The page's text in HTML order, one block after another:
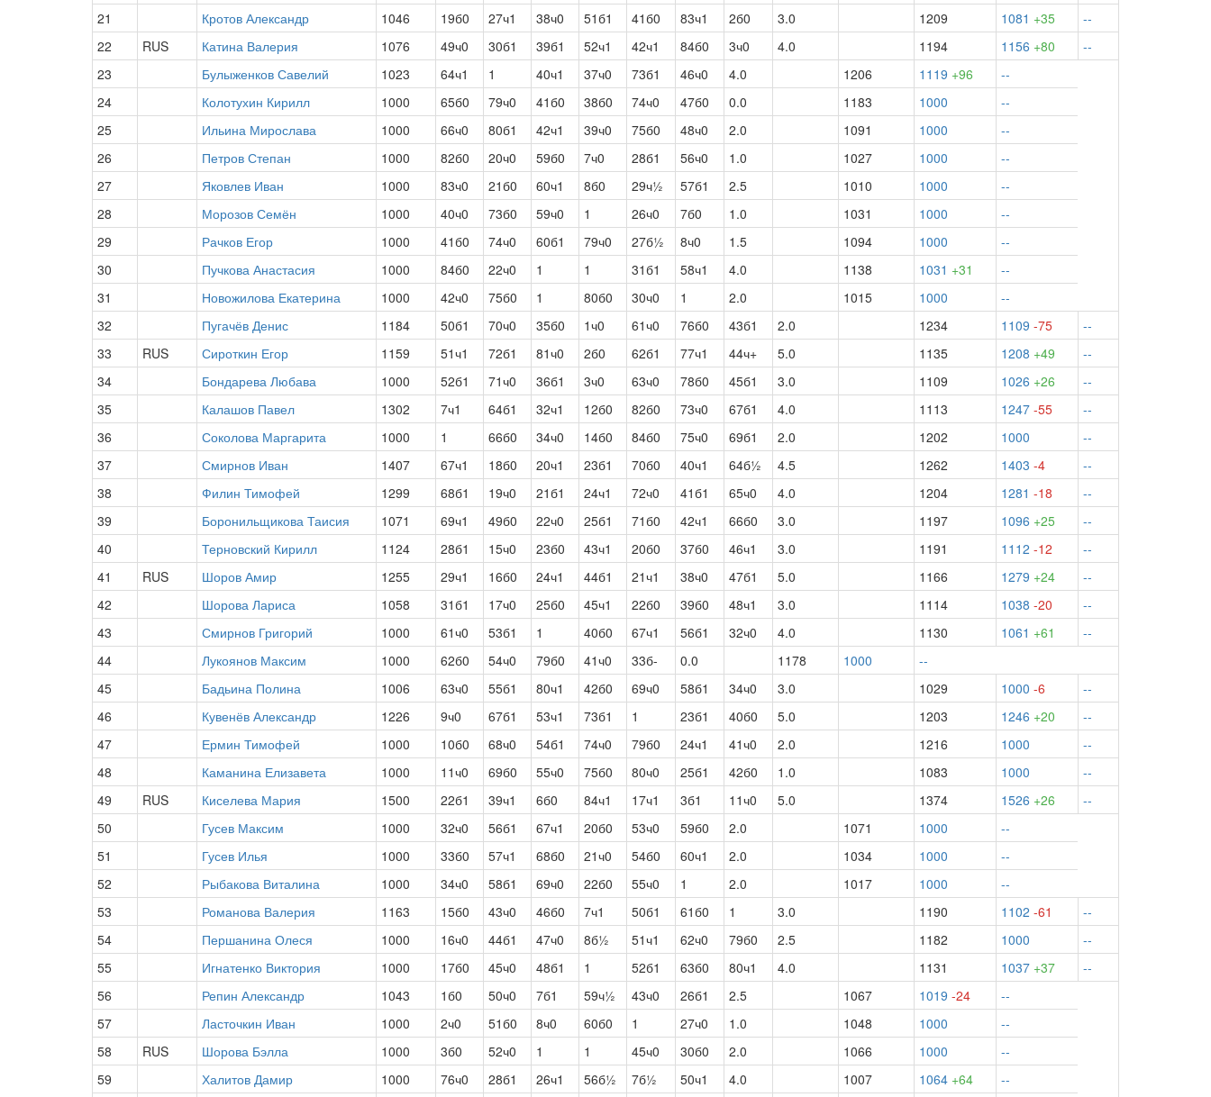
21
Кротов Александр 1046 19б0 27ч1 38ч0 51б1 41б0 83ч1 2б0 3.0 1209 1081 +35
--
22
RUS Катина Валерия 1076 49ч0 30б1 39б1 52ч1 42ч1 84б0 3ч0 4.0 1194 1156 +80
--
23
Булыженков Савелий 1023 64ч1 1 40ч1 37ч0 73б1 46ч0 4.0 1206 1119 +96
--
24
Колотухин Кирилл 1000 65б0 79ч0 41б0 38б0 74ч0 47б0 0.0 1183 1000
--
25
Ильина Мирослава 1000 66ч0 80б1 42ч1 39ч0 75б0 48ч0 2.0 1091 1000
--
26
Петров Степан 1000 82б0 20ч0 59б0 7ч0 28б1 56ч0 1.0 1027 1000
--
27
Яковлев Иван 1000 83ч0 21б0 60ч1 8б0 29ч½ 57б1 2.5 1010 1000
--
28
Морозов Семён 1000 40ч0 73б0 59ч0 1 26ч0 7б0 1.0 1031 1000
--
29
Рачков Егор 1000 41б0 74ч0 60б1 79ч0 27б½ 8ч0 1.5 1094 1000
--
30
Пучкова Анастасия 1000 84б0 22ч0 1 1 31б1 58ч1 4.0 1138 1031 +31
--
31
Новожилова Екатерина 1000 42ч0 75б0 1 80б0 30ч0 1 2.0 1015 1000
--
32
Пугачёв Денис 1184 50б1 70ч0 35б0 1ч0 61ч0 76б0 43б1 2.0 1234 1109 -75
--
33
RUS Сироткин Егор 1159 51ч1 72б1 81ч0 2б0 62б1 77ч1 44ч+ 5.0 1135 1208 +49
--
34
Бондарева Любава 1000 52б1 71ч0 36б1 3ч0 63ч0 78б0 45б1 3.0 1109 1026 +26
--
35
Калашов Павел 1302 7ч1 64б1 32ч1 12б0 82б0 73ч0 67б1 4.0 1113 1247 -55
--
36
Соколова Маргарита 1000 1 66б0 34ч0 14б0 84б0 75ч0 69б1 2.0 1202 1000
--
37
Смирнов Иван 1407 67ч1 18б0 20ч1 23б1 70б0 40ч1 64б½ 4.5 1262 1403 -4
--
38
Филин Тимофей 1299 68б1 19ч0 21б1 24ч1 72ч0 41б1 65ч0 4.0 1204 1281 -18
--
39
Боронильщикова Таисия 1071 69ч1 49б0 22ч0 25б1 71б0 42ч1 66б0 3.0 1197 1096 +25
--
40
Терновский Кирилл 1124 28б1 15ч0 23б0 43ч1 20б0 37б0 46ч1 3.0 1191 1112 -12
--
41
RUS Шоров Амир 1255 29ч1 16б0 24ч1 44б1 21ч1 38ч0 47б1 5.0 1166 1279 +24
--
42
Шорова Лариса 1058 31б1 17ч0 25б0 45ч1 22б0 39б0 48ч1 3.0 1114 1038 -20
--
43
Смирнов Григорий 1000 61ч0 53б1 1 40б0 67ч1 56б1 32ч0 4.0 1130 1061 +61
--
44
Лукоянов Максим 1000 62б0 54ч0 79б0 41ч0 33б- 0.0 1178 1000
--
45
Бадьина Полина 1006 63ч0 55б1 80ч1 42б0 69ч0 58б1 34ч0 3.0 1029 1000 -6
--
46
Кувенёв Александр 1226 9ч0 67б1 53ч1 73б1 1 23б1 40б0 5.0 1203 1246 +20
--
47
Ермин Тимофей 1000 10б0 68ч0 54б1 74ч0 79б0 24ч1 41ч0 2.0 1216 1000
--
48
Каманина Елизавета 1000 11ч0 69б0 55ч0 75б0 80ч0 25б1 42б0 1.0 1083 1000
--
49
RUS Киселева Мария 1500 22б1 39ч1 6б0 84ч1 17ч1 3б1 11ч0 5.0 1374 1526 +26
--
50
Гусев Максим 1000 32ч0 56б1 67ч1 20б0 53ч0 59б0 2.0 1071 1000
--
51
Гусев Илья 1000 33б0 57ч1 68б0 21ч0 54б0 60ч1 2.0 1034 1000
--
52
Рыбакова Виталина 1000 34ч0 58б1 69ч0 22б0 55ч0 1 2.0 1017 1000
--
53
Романова Валерия 1163 15б0 43ч0 46б0 7ч1 50б1 61б0 1 3.0 1190 1102 -61
--
54
Першанина Олеся 1000 16ч0 44б1 47ч0 8б½ 51ч1 62ч0 79б0 2.5 1182 1000
--
55
Игнатенко Виктория 1000 17б0 45ч0 48б1 1 52б1 63б0 80ч1 4.0 1131 1037 +37
--
56
Репин Александр 1043 1б0 50ч0 7б1 59ч½ 43ч0 26б1 2.5 1067 1019 -24
--
57
Ласточкин Иван 1000 2ч0 51б0 8ч0 60б0 1 27ч0 1.0 1048 1000
--
58
RUS Шорова Бэлла 1000 3б0 52ч0 1 1 45ч0 30б0 2.0 1066 1000
--
59
Халитов Дамир 1000 76ч0 28б1 26ч1 56б½ 7б½ 50ч1 4.0 1007 1064 +64
--